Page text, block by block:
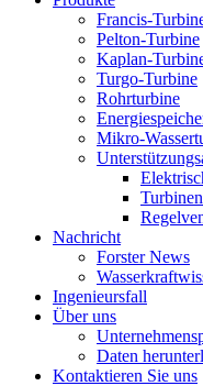
Francis-
Pelton-Turbine
Kaplan-
Turgo-Turbine
Rohrturbine
Mikro-
Nachricht
Forster News
Ingenieursfall
Über uns
Daten
Kontaktieren Sie uns